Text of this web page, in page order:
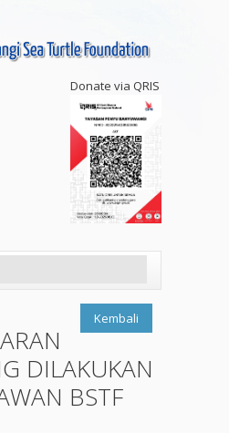
Donate via QRIS
Kembali
DILAKUKAN
BSTF